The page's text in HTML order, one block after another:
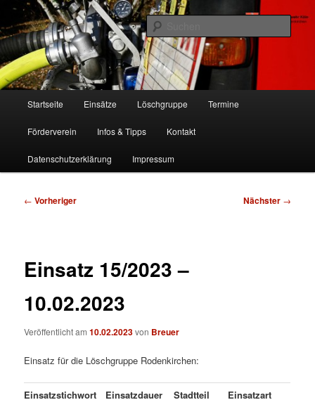
Zum
primären
Inhalt
springenFF Köln, LG RD
Freiwillige Feuerwehr Köln, Löschgruppe Rodenkirchen
Startseite Einsätze Löschgruppe Termine
Förderverein Infos & Tipps Kontakt
Datenschutzerklärung Impressum
Beitragsnavigation
← Vorheriger Nächster →
Einsatz 15/2023 –
10.02.2023
Veröffentlicht am10.02.2023von Breuer
Einsatz für die Löschgruppe Rodenkirchen:
Einsatzstichwort Einsatzdauer Stadtteil Einsatzart